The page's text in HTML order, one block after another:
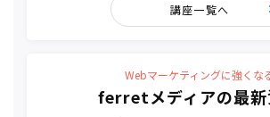
講座一覧へ
Webマーケティングに強くな
ferretメディアの最新